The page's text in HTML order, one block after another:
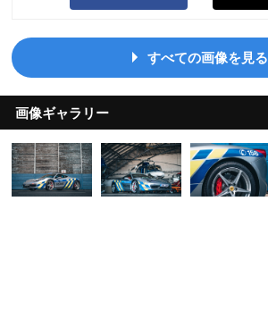
すべての画像を見る
画像ギャラリー